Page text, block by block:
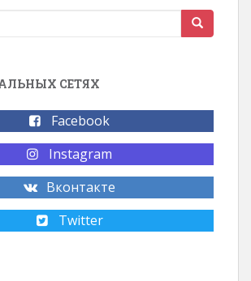
СЕТЯХ
Facebook
Instagram
Вконтакте
Twitter